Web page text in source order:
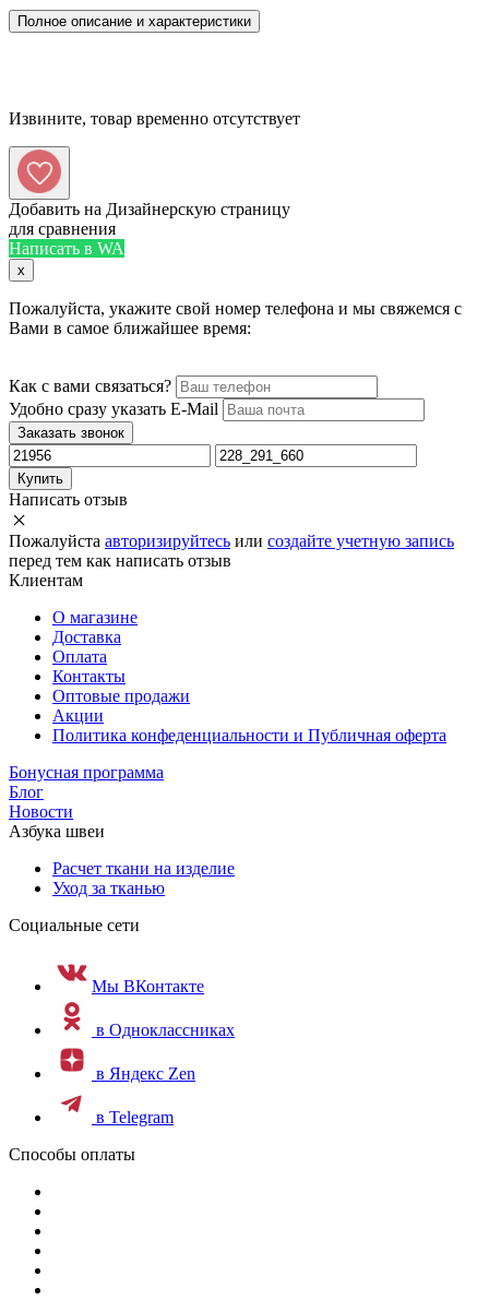
Полное описание и характеристики
Извините, товар временно отсутствует
Добавить на Дизайнерскую страницу
для сравнения
Написать в WA
x
Пожалуйста, укажите свой номер телефона и мы свяжемся с
Вами в самое ближайшее время:
Как с вами связаться?
Удобно сразу указать E-Mail
Заказать звонок
Купить
Написать отзыв
Пожалуйста авторизируйтесь или создайте учетную запись
перед тем как написать отзыв
Клиентам
О магазине
Доставка
Оплата
Контакты
Оптовые продажи
Акции
Политика конфеденциальности и Публичная оферта
Бонусная программа
Блог
Новости
Азбука швеи
Расчет ткани на изделие
Уход за тканью
Социальные сети
Мы ВКонтакте
в Одноклассниках
в Яндекс Zen
в Telegram
Способы оплаты